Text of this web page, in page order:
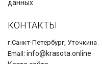
данных
КОНТАКТЫ
г.Санкт-Петербург,
Email: info@krasota.online